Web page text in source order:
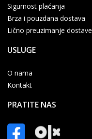
Sigurnost plaćanja
Brza i pouzdana dostava
Lično preuzimanje dostave
USLUGE
O nama
Kontakt
PRATITE NAS